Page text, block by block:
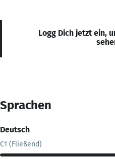
Logg Dich jetzt ein,
Sprachen
Deutsch
C1 (Fließend)